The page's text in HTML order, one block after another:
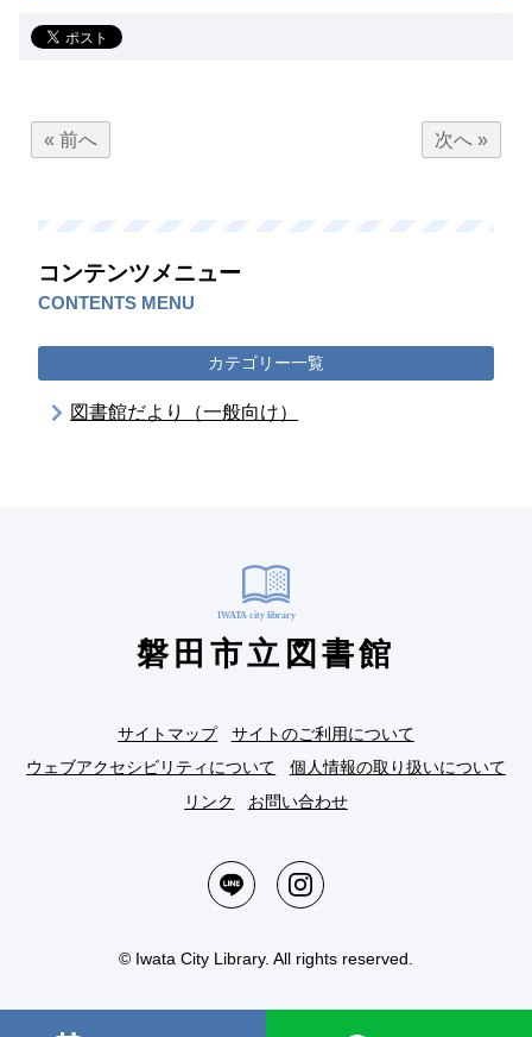
« 前へ 次へ »
コンテンツメニュー
CONTENTS MENU
カテゴリー一覧
図書館だより（一般向け）
磐田市立図書館
サイトマップ
サイトのご利用について
ウェブアクセシビリティについて
個人情報の取り扱いについて
リンク
お問い合わせ
© Iwata City Library. All rights reserved.